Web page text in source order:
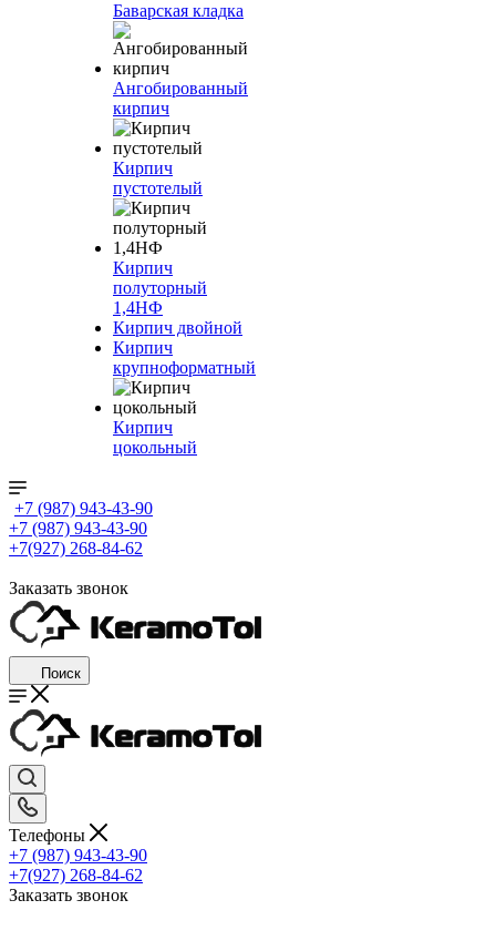
Баварская кладка
Ангобированный
кирпич
Кирпич
пустотелый
Кирпич
полуторный
1,4НФ
Кирпич двойной
Кирпич
крупноформатный
Кирпич
цокольный
+7 (987) 943-43-90
+7 (987) 943-43-90
+7(927) 268-84-62
Заказать звонок
Поиск
Телефоны
+7 (987) 943-43-90
+7(927) 268-84-62
Заказать звонок